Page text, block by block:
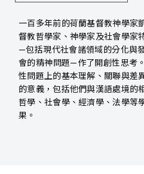
一百多年前的荷蘭基督教神學家
督教哲學家、神學家及社會學家
—包括現代社會諸領域的分化與
會的精神問題—作了開創性思考
性問題上的基本理解、關聯與差
的意義，包括他們與漢語處境的
哲學、社會學、經濟學、法學等
果。